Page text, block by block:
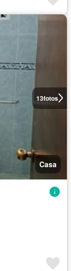
13fotos
Casa